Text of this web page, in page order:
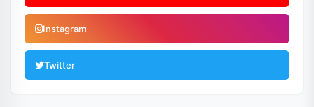
Instagram
Twitter